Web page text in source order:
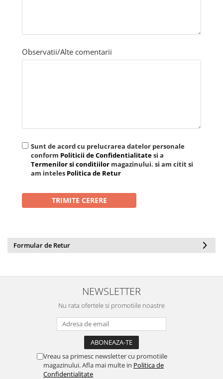
Observatii/Alte comentarii
Sunt de acord cu prelucrarea datelor personale
conform Politicii de Confidentialitatesi a
Termenilor si conditiilor magazinului. si am citit si
am inteles Politica de Retur
Formular de Retur
NEWSLETTER
Nu rata ofertele si promotiile noastre
Vreau sa primesc newsletter cu promotiile
magazinului. Afla mai multe in Politica de
Confidentialitate